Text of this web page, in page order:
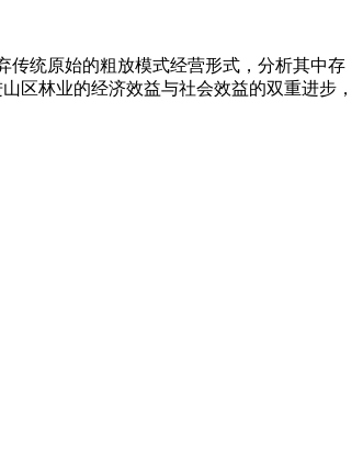
统原始的粗放模式经营形式，分析其中存
区林业的经济效益与社会效益的双重进步，